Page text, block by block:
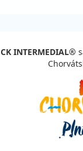
CK INTERMEDIAL®